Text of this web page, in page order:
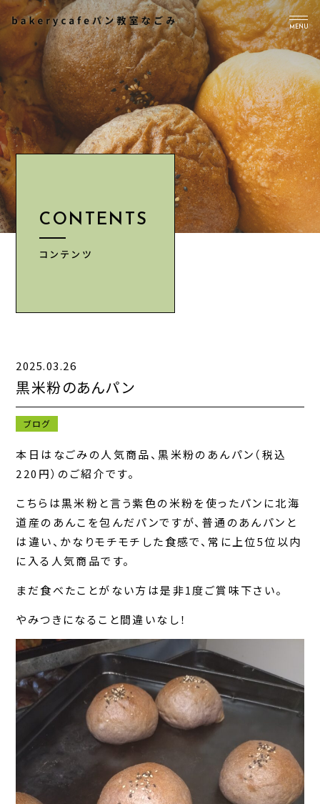
MENU
TOP
PICK UP
ABOUT US
Instagram
CONTENTS
NEWS
CONTACT
お知らせ一覧
CONTENTS
コンテンツ
2025.03.26
黒米粉のあんパン
ブログ
本日はなごみの人気商品、黒米粉のあんパン（税込
220円）のご紹介です。
こちらは黒米粉と言う紫色の米粉を使ったパンに北海
道産のあんこを包んだパンですが、普通のあんパンと
は違い、かなりモチモチした食感で、常に上位5位以内
に入る人気商品です。
まだ食べたことがない方は是非1度ご賞味下さい。
やみつきになること間違いなし！